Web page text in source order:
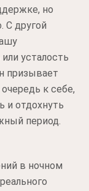
но
С другой
усталость
призывает
к себе,
и отдохнуть
период.
в ночном